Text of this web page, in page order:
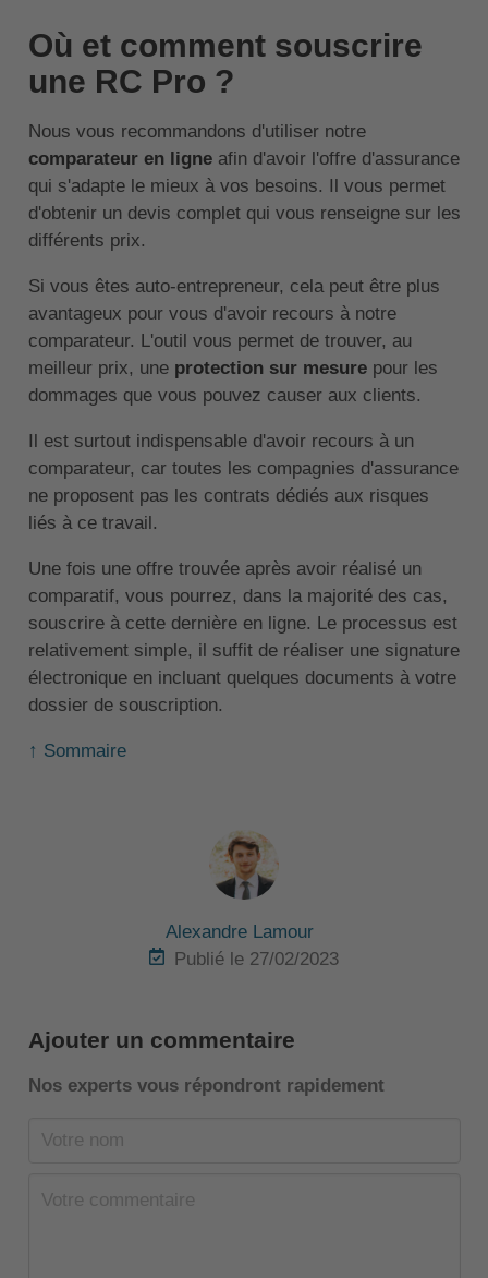
Où et comment souscrire
une RC Pro ?
Nous vous recommandons d'utiliser notre
comparateur en ligneafin d'avoir l'offre d'assurance
qui s'adapte le mieux à vos besoins. Il vous permet
d'obtenir un devis complet qui vous renseigne sur les
différents prix.
Si vous êtes auto-entrepreneur, cela peut être plus
avantageux pour vous d'avoir recours à notre
comparateur. L'outil vous permet de trouver, au
meilleur prix, une protection sur mesurepour les
dommages que vous pouvez causer aux clients.
Il est surtout indispensable d'avoir recours à un
comparateur, car toutes les compagnies d'assurance
ne proposent pas les contrats dédiés aux risques
liés à ce travail.
Une fois une offre trouvée après avoir réalisé un
comparatif, vous pourrez, dans la majorité des cas,
souscrire à cette dernière en ligne. Le processus est
relativement simple, il suffit de réaliser une signature
électronique en incluant quelques documents à votre
dossier de souscription.
↑ Sommaire
Alexandre Lamour
Publié le 27/02/2023
Ajouter un commentaire
Nos experts vous répondront rapidement